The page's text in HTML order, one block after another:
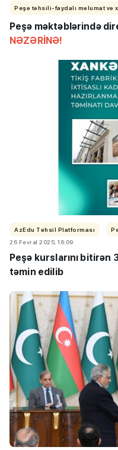
Peşə təhsili-faydalı məlumat və
Peşə məktəblərində
NƏZƏRİNƏ!
AzEdu Təhsil Platforması
26 Fevral 2025, 16:09
Peşə kurslarını
təmin edilib